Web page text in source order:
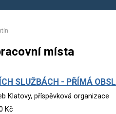
místa
SLUŽBÁCH - PŘÍMÁ
Klatovy, příspěvková organizace
Kč